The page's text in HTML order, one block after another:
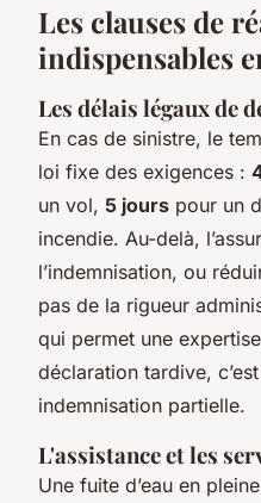
Les clauses de
indispensables
Les délais légaux de
En cas de sinistre, le
loi fixe des exigences :
un vol, 5 jours pour un
incendie. Au-delà,
l’indemnisation, ou
pas de la rigueur
qui permet une
déclaration tardive,
indemnisation partielle.
L'assistance et les
Une fuite d’eau en